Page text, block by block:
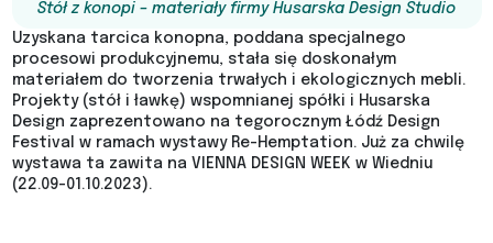
Stół z konopi – materiały firmy Husarska Design Studio
Uzyskana tarcica konopna, poddana specjalnego
procesowi produkcyjnemu, stała się doskonałym
materiałem do tworzenia trwałych i ekologicznych mebli.
Projekty (stół i ławkę) wspomnianej spółki i Husarska
Design zaprezentowano na tegorocznym Łódź Design
Festival w ramach wystawy Re-Hemptation. Już za chwilę
wystawa ta zawita na VIENNA DESIGN WEEK w Wiedniu
(22.09-01.10.2023).